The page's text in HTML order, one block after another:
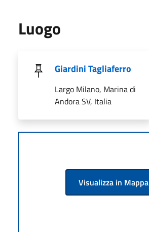
Luogo
Giardini Tagliaferro
Largo Milano, Marina di
Andora SV, Italia
Visualizza in Mappa